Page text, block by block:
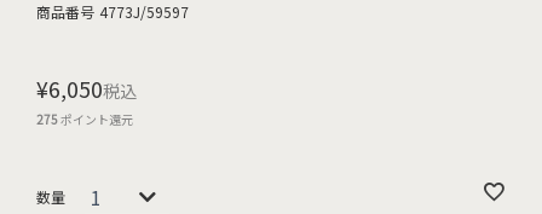
商品番号 4773J/59597
¥6,050税込
275ポイント還元